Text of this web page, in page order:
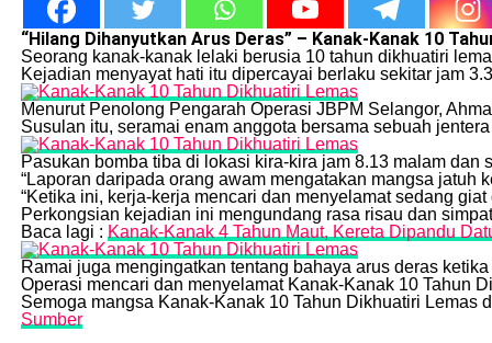
“Hilang Dihanyutkan Arus Deras” – Kanak-Kanak 10
Seorang kanak-kanak lelaki berusia 10 tahun dikhuatiri
Kejadian menyayat hati itu dipercayai berlaku sekitar jam
Menurut Penolong Pengarah Operasi JBPM Selangor,
Susulan itu, seramai enam anggota bersama sebuah
Pasukan bomba tiba di lokasi kira-kira jam 8.13 malam
“Laporan daripada orang awam mengatakan mangsa
“Ketika ini, kerja-kerja mencari dan menyelamat sedang
Perkongsian kejadian ini mengundang rasa risau dan
Baca lagi : Kanak-Kanak 4 Tahun Maut, Kereta Dipandu
Ramai juga mengingatkan tentang bahaya arus deras
Operasi mencari dan menyelamat Kanak-Kanak 10 Tahun
Semoga mangsa Kanak-Kanak 10 Tahun Dikhuatiri Lemas
Sumber